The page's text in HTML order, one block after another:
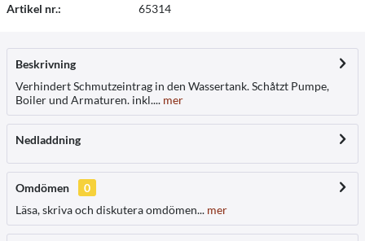
Artikel nr.: 65314
Beskrivning
Verhindert Schmutzeintrag in den Wassertank. Schåtzt Pumpe,
Boiler und Armaturen. inkl.... mer
Nedladdning
Omdömen
0
Läsa, skriva och diskutera omdömen... mer